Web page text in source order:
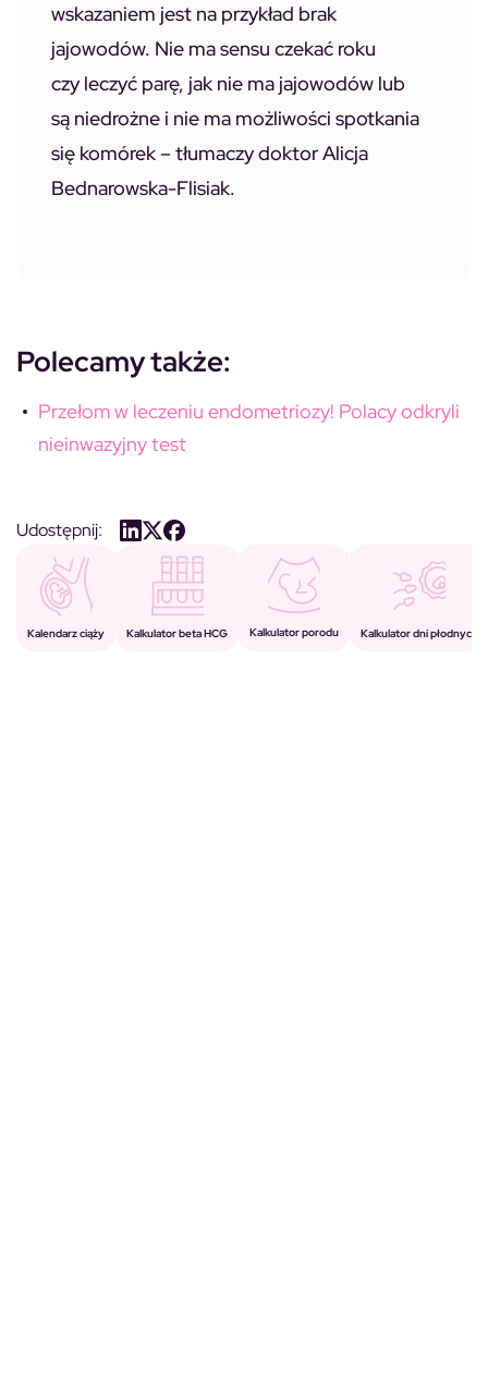
wskazaniem jest na przykład brak
jajowodów. Nie ma sensu czekać roku
czy leczyć parę, jak nie ma jajowodów lub
są niedrożne i nie ma możliwości spotkania
się komórek – tłumaczy doktor Alicja
Bednarowska-Flisiak.
Polecamy także:
Przełom w leczeniu endometriozy! Polacy odkryli
nieinwazyjny test
Udostępnij:
Kalendarz ciąży Kalkulator beta HCG Kalkulator porodu Kalkulator dni płodnych